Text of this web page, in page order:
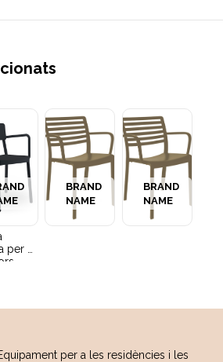
per a
BRAND
NAME
BRAND
NAME
per a les residències i les